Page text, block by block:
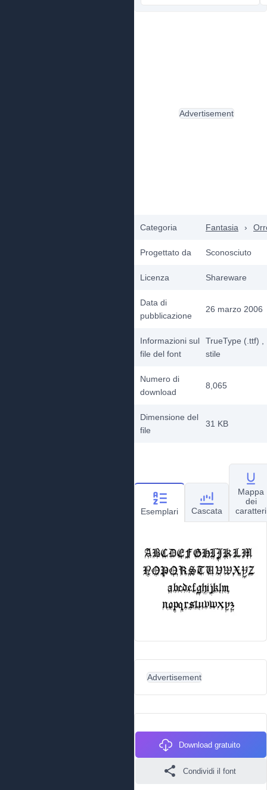
Categoria Fantasia ›
Progettato da Sconosciuto
Licenza Shareware
Data di
pubblicazione
26 marzo 2006
Informazioni sul
file del font
TrueType (.ttf)
stile
Numero di
download
8,065
Dimensione del
file
31 KB
Advertisement
Esemplari Cascata
Mappa
dei
caratteri
Advertisement
Download gratuito
Condividi il font